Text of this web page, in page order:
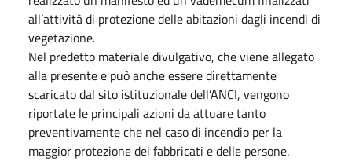
all’attività di protezione delle abitazioni dagli incendi di
vegetazione.
Nel predetto materiale divulgativo, che viene allegato
alla presente e può anche essere direttamente
scaricato dal sito istituzionale dell’ANCI, vengono
riportate le principali azioni da attuare tanto
preventivamente che nel caso di incendio per la
maggior protezione dei fabbricati e delle persone.